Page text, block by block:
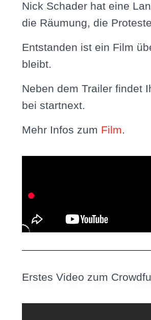
Nick Schader hat eine
die Räumung, die
Entstanden ist ein Film
bleibt.
Neben dem Trailer findet
bei startnext.
Mehr Infos zum Film.
Erstes Video zum